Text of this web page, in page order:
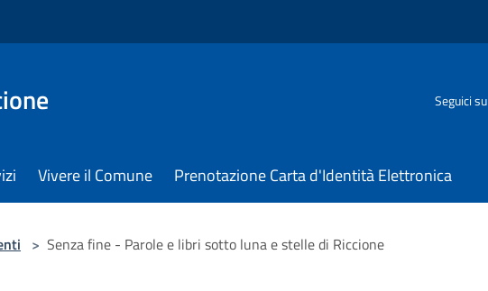
Seguici su
Vivere il Comune Prenotazione Carta d'Identità Elettronica
> Senza fine - Parole e libri sotto luna e stelle di Riccione